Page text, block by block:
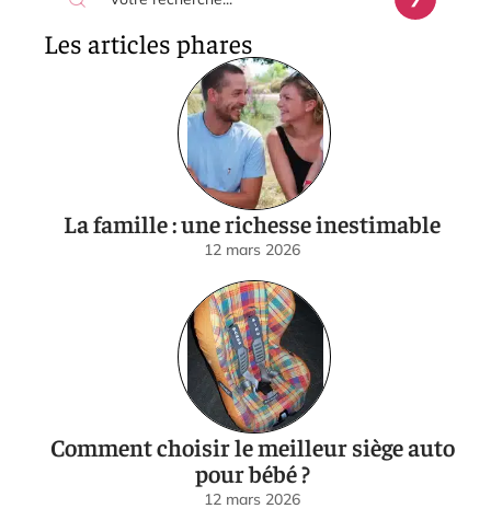
Les articles phares
La famille : une richesse inestimable
12 mars 2026
Comment choisir le meilleur siège auto
pour bébé ?
12 mars 2026